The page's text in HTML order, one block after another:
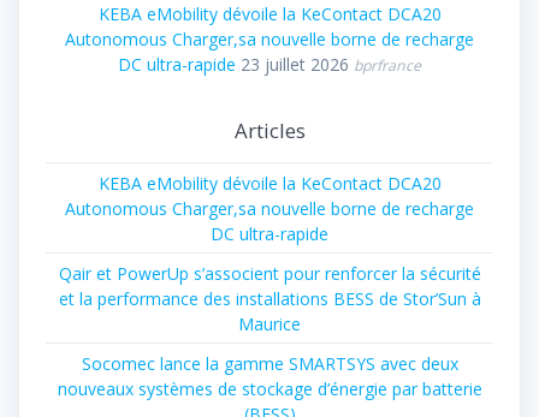
KEBA eMobility dévoile la KeContact DCA20
Autonomous Charger,sa nouvelle borne de recharge
DC ultra-rapide 23 juillet 2026 bprfrance
Articles
KEBA eMobility dévoile la KeContact DCA20
Autonomous Charger,sa nouvelle borne de recharge
DC ultra-rapide
Qair et PowerUp s’associent pour renforcer la sécurité
et la performance des installations BESS de Stor’Sun à
Maurice
Socomec lance la gamme SMARTSYS avec deux
nouveaux systèmes de stockage d’énergie par batterie